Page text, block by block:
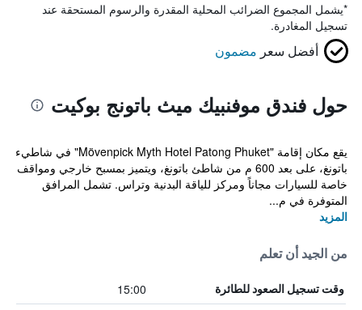
*يشمل المجموع الضرائب المحلية المقدرة والرسوم المستحقة عند
تسجيل المغادرة.
أفضل سعر مضمون
حول فندق موفنبيك ميث باتونج بوكيت
يقع مكان إقامة "Mövenpick Myth Hotel Patong Phuket" في شاطيء
باتونغ، على بعد 600 م من شاطئ باتونغ، ويتميز بمسبح خارجي ومواقف
خاصة للسيارات مجاناً ومركز للياقة البدنية وتراس. تشمل المرافق
المتوفرة في م...
المزيد
من الجيد أن تعلم
وقت تسجيل الصعود للطائرة 15:00